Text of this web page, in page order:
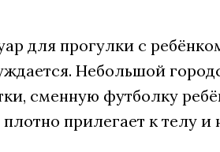
для прогулки с
Небольшой
сменную футболку
прилегает к телу и